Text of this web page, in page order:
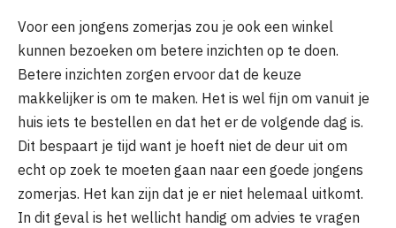
Voor een jongens zomerjas zou je ook een winkel
kunnen bezoeken om betere inzichten op te doen.
Betere inzichten zorgen ervoor dat de keuze
makkelijker is om te maken. Het is wel fijn om vanuit je
huis iets te bestellen en dat het er de volgende dag is.
Dit bespaart je tijd want je hoeft niet de deur uit om
echt op zoek te moeten gaan naar een goede jongens
zomerjas. Het kan zijn dat je er niet helemaal uitkomt.
In dit geval is het wellicht handig om advies te vragen